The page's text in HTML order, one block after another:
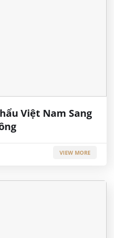
Việt Nam Sang
VIEW MORE